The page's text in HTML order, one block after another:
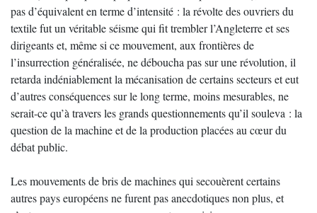
pas d’équivalent en terme d’intensité : la révolte des ouvriers du
textile fut un véritable séisme qui fit trembler l’Angleterre et ses
dirigeants et, même si ce mouvement, aux frontières de
l’insurrection généralisée, ne déboucha pas sur une révolution, il
retarda indéniablement la mécanisation de certains secteurs et eut
d’autres conséquences sur le long terme, moins mesurables, ne
serait-ce qu’à travers les grands questionnements qu’il souleva : la
question de la machine et de la production placées au cœur du
débat public.
Les mouvements de bris de machines qui secouèrent certains
autres pays européens ne furent pas anecdotiques non plus, et